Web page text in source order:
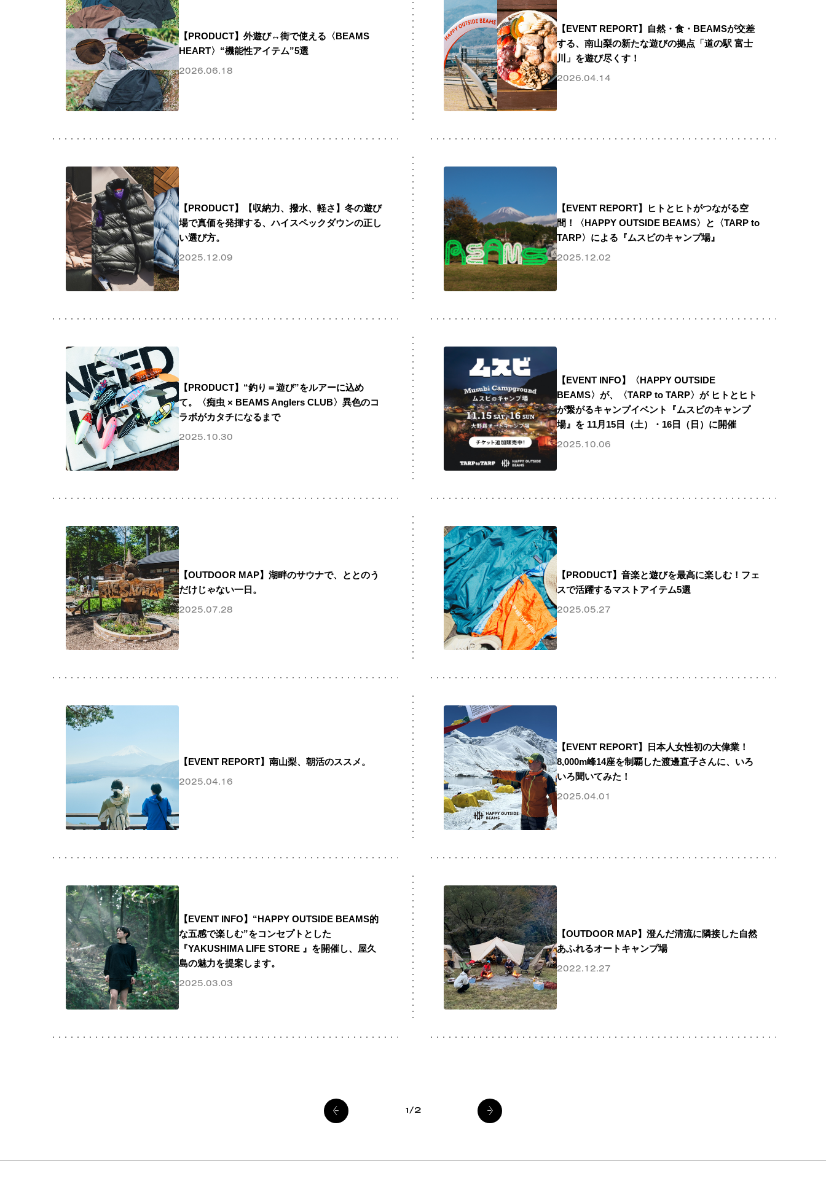
【PRODUCT】外遊び↔︎街で使える〈BEAMS
HEART〉“機能性アイテム”5選
2026.06.18
【EVENT REPORT】自然・食・BEAMSが交差
する、南山梨の新たな遊びの拠点「道の駅 富士
川」を遊び尽くす！
2026.04.14
【PRODUCT】【収納力、撥水、軽さ】冬の遊び
場で真価を発揮する、ハイスペックダウンの正し
い選び方。
2025.12.09
【EVENT REPORT】ヒトとヒトがつながる空
間！〈HAPPY OUTSIDE BEAMS〉と〈TARP to
TARP〉による『ムスビのキャンプ場』
2025.12.02
【PRODUCT】“釣り＝遊び”をルアーに込め
て。〈痴虫 × BEAMS Anglers CLUB〉異色のコ
ラボがカタチになるまで
2025.10.30
【EVENT INFO】〈HAPPY OUTSIDE
BEAMS〉が、〈TARP to TARP〉が ヒトとヒト
が繋がるキャンプイベント『ムスビのキャンプ
場』を 11月15日（土）・16日（日）に開催
2025.10.06
【OUTDOOR MAP】湖畔のサウナで、ととのう
だけじゃない一日。
2025.07.28
【PRODUCT】音楽と遊びを最高に楽しむ！フェ
スで活躍するマストアイテム5選
2025.05.27
【EVENT REPORT】南山梨、朝活のススメ。
2025.04.16
【EVENT REPORT】日本人女性初の大偉業！
8,000m峰14座を制覇した渡邊直子さんに、いろ
いろ聞いてみた！
2025.04.01
【EVENT INFO】“HAPPY OUTSIDE BEAMS的
な五感で楽しむ”をコンセプトとした
『YAKUSHIMA LIFE STORE 』を開催し、屋久
島の魅力を提案します。
2025.03.03
【OUTDOOR MAP】澄んだ清流に隣接した自然
あふれるオートキャンプ場
2022.12.27
1/2